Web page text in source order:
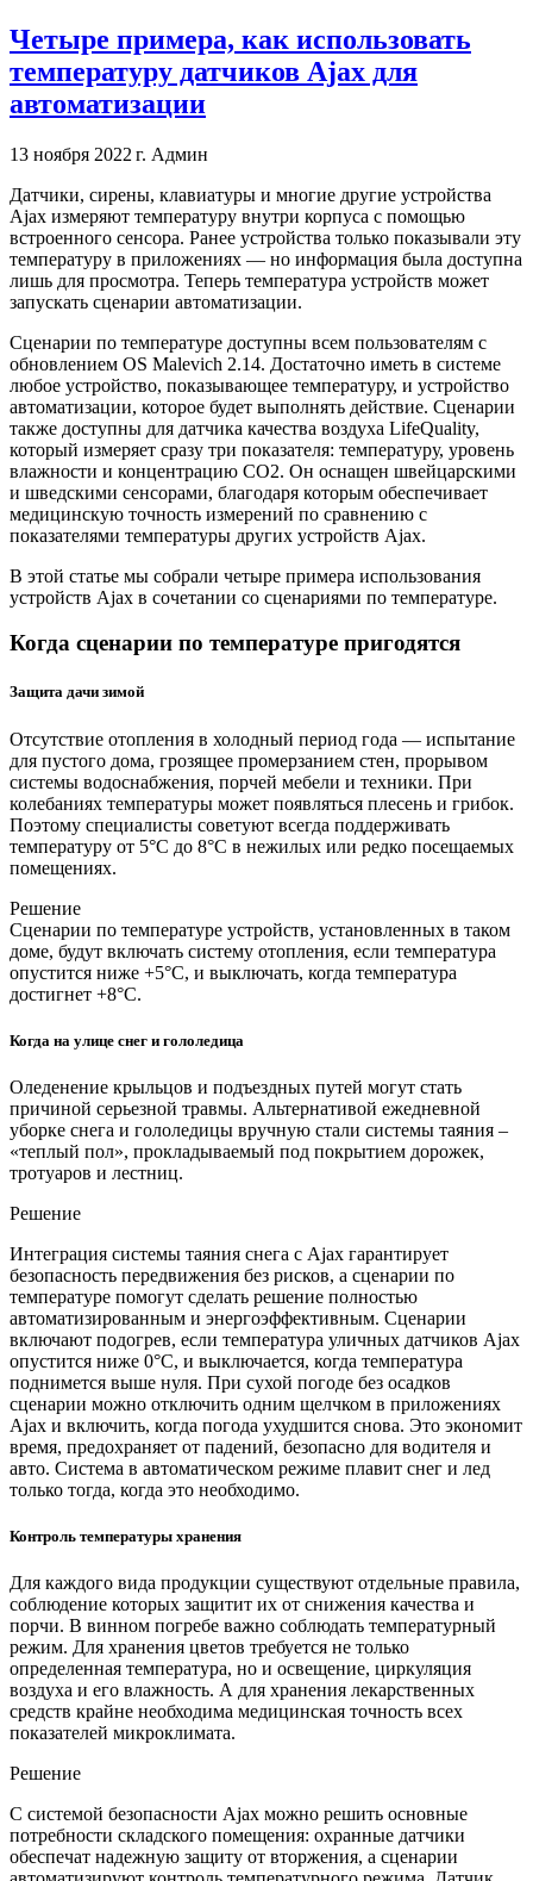
Четыре примера, как использовать
температуру датчиков Ajax для
автоматизации
13 ноября 2022 г. Админ
Датчики, сирены, клавиатуры и многие другие устройства
Ajax измеряют температуру внутри корпуса с помощью
встроенного сенсора. Ранее устройства только показывали эту
температуру в приложениях — но информация была доступна
лишь для просмотра. Теперь температура устройств может
запускать сценарии автоматизации.
Сценарии по температуре доступны всем пользователям с
обновлением OS Malevich 2.14. Достаточно иметь в системе
любое устройство, показывающее температуру, и устройство
автоматизации, которое будет выполнять действие. Сценарии
также доступны для датчика качества воздуха LifeQuality,
который измеряет сразу три показателя: температуру, уровень
влажности и концентрацию CO2. Он оснащен швейцарскими
и шведскими сенсорами, благодаря которым обеспечивает
медицинскую точность измерений по сравнению с
показателями температуры других устройств Ajax.
В этой статье мы собрали четыре примера использования
устройств Ajax в сочетании со сценариями по температуре.
Когда сценарии по температуре пригодятся
Защита дачи зимой
Отсутствие отопления в холодный период года — испытание
для пустого дома, грозящее промерзанием стен, прорывом
системы водоснабжения, порчей мебели и техники. При
колебаниях температуры может появляться плесень и грибок.
Поэтому специалисты советуют всегда поддерживать
температуру от 5°C до 8°C в нежилых или редко посещаемых
помещениях.
Решение
Сценарии по температуре устройств, установленных в таком
доме, будут включать систему отопления, если температура
опустится ниже +5°C, и выключать, когда температура
достигнет +8°C.
Когда на улице снег и гололедица
Оледенение крыльцов и подъездных путей могут стать
причиной серьезной травмы. Альтернативой ежедневной
уборке снега и гололедицы вручную стали системы таяния –
«теплый пол», прокладываемый под покрытием дорожек,
тротуаров и лестниц.
Решение
Интеграция системы таяния снега с Ajax гарантирует
безопасность передвижения без рисков, а сценарии по
температуре помогут сделать решение полностью
автоматизированным и энергоэффективным. Сценарии
включают подогрев, если температура уличных датчиков Ajax
опустится ниже 0°C, и выключается, когда температура
поднимется выше нуля. При сухой погоде без осадков
сценарии можно отключить одним щелчком в приложениях
Ajax и включить, когда погода ухудшится снова. Это экономит
время, предохраняет от падений, безопасно для водителя и
авто. Система в автоматическом режиме плавит снег и лед
только тогда, когда это необходимо.
Контроль температуры хранения
Для каждого вида продукции существуют отдельные правила,
соблюдение которых защитит их от снижения качества и
порчи. В винном погребе важно соблюдать температурный
режим. Для хранения цветов требуется не только
определенная температура, но и освещение, циркуляция
воздуха и его влажность. А для хранения лекарственных
средств крайне необходима медицинская точность всех
показателей микроклимата.
Решение
С системой безопасности Ajax можно решить основные
потребности складского помещения: охранные датчики
обеспечат надежную защиту от вторжения, а сценарии